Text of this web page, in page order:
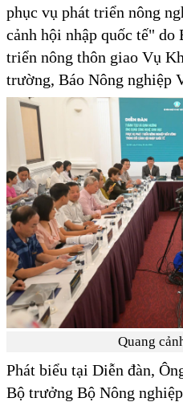
phục vụ phát triển nông
cảnh hội nhập quốc tế" do
triển nông thôn giao Vụ
trường, Báo Nông nghiệp
Quang
Phát biểu tại Diễn đàn,
Bộ trưởng Bộ Nông